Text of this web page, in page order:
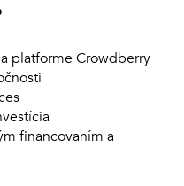
platforme Crowdberry
financovaním a